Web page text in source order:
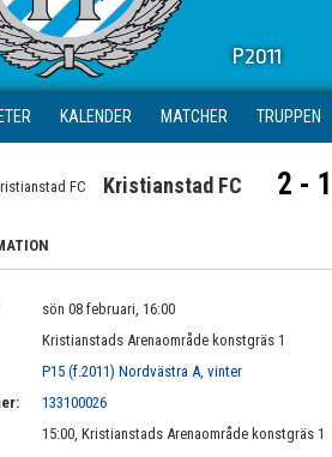
P2011
KALENDER MATCHER TRUPPEN
Kristianstad FC 2 - 1
sön 08 februari, 16:00
Kristianstads Arenaområde konstgräs 1
P15 (f.2011) Nordvästra A, vinter
133100026
15:00, Kristianstads Arenaområde konstgräs 1